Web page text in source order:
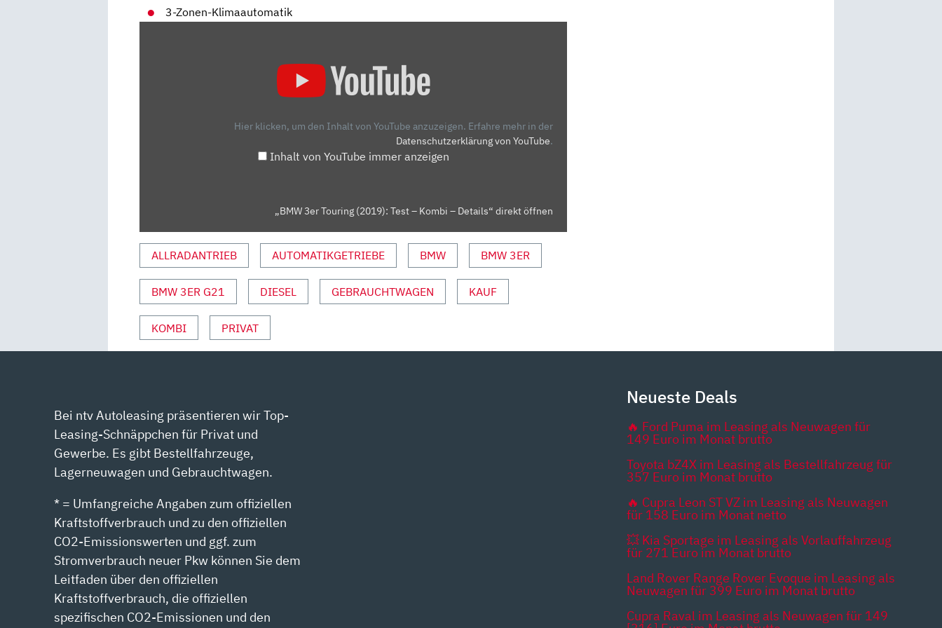
3-Zonen-Klimaautomatik
Hier klicken, um den Inhalt von YouTube anzuzeigen. Erfahre mehr in der
Datenschutzerklärung von YouTube.
Inhalt von YouTube immer anzeigen
„BMW 3er Touring (2019): Test – Kombi – Details“ direkt öffnen
ALLRADANTRIEB AUTOMATIKGETRIEBE BMW BMW 3ER
BMW 3ER G21 DIESEL GEBRAUCHTWAGEN KAUF
KOMBI PRIVAT
Bei ntv Autoleasing präsentieren wir Top-
Leasing-Schnäppchen für Privat und
Gewerbe. Es gibt Bestellfahrzeuge,
Lagerneuwagen und Gebrauchtwagen.
* = Umfangreiche Angaben zum offiziellen
Kraftstoffverbrauch und zu den offiziellen
CO2-Emissionswerten und ggf. zum
Stromverbrauch neuer Pkw können Sie dem
Leitfaden über den offiziellen
Kraftstoffverbrauch, die offiziellen
spezifischen CO2-Emissionen und den
Neueste Deals
🔥 Ford Puma im Leasing als Neuwagen für
149 Euro im Monat brutto
Toyota bZ4X im Leasing als Bestellfahrzeug für
357 Euro im Monat brutto
🔥 Cupra Leon ST VZ im Leasing als Neuwagen
für 158 Euro im Monat netto
💥 Kia Sportage im Leasing als Vorlauffahrzeug
für 271 Euro im Monat brutto
Land Rover Range Rover Evoque im Leasing als
Neuwagen für 399 Euro im Monat brutto
Cupra Raval im Leasing als Neuwagen für 149